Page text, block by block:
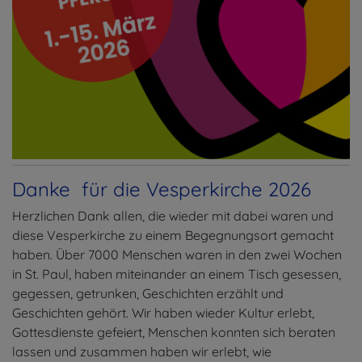
Danke für die Vesperkirche 2026
Herzlichen Dank allen, die wieder mit dabei waren und
diese Vesperkirche zu einem Begegnungsort gemacht
haben. Über 7000 Menschen waren in den zwei Wochen
in St. Paul, haben miteinander an einem Tisch gesessen,
gegessen, getrunken, Geschichten erzählt und
Geschichten gehört. Wir haben wieder Kultur erlebt,
Gottesdienste gefeiert, Menschen konnten sich beraten
lassen und zusammen haben wir erlebt, wie